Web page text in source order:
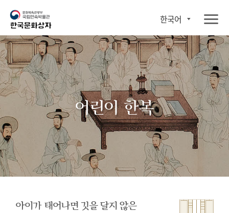
한국어
어린이 한복
아이가 태어나면 깃을 달지 않은